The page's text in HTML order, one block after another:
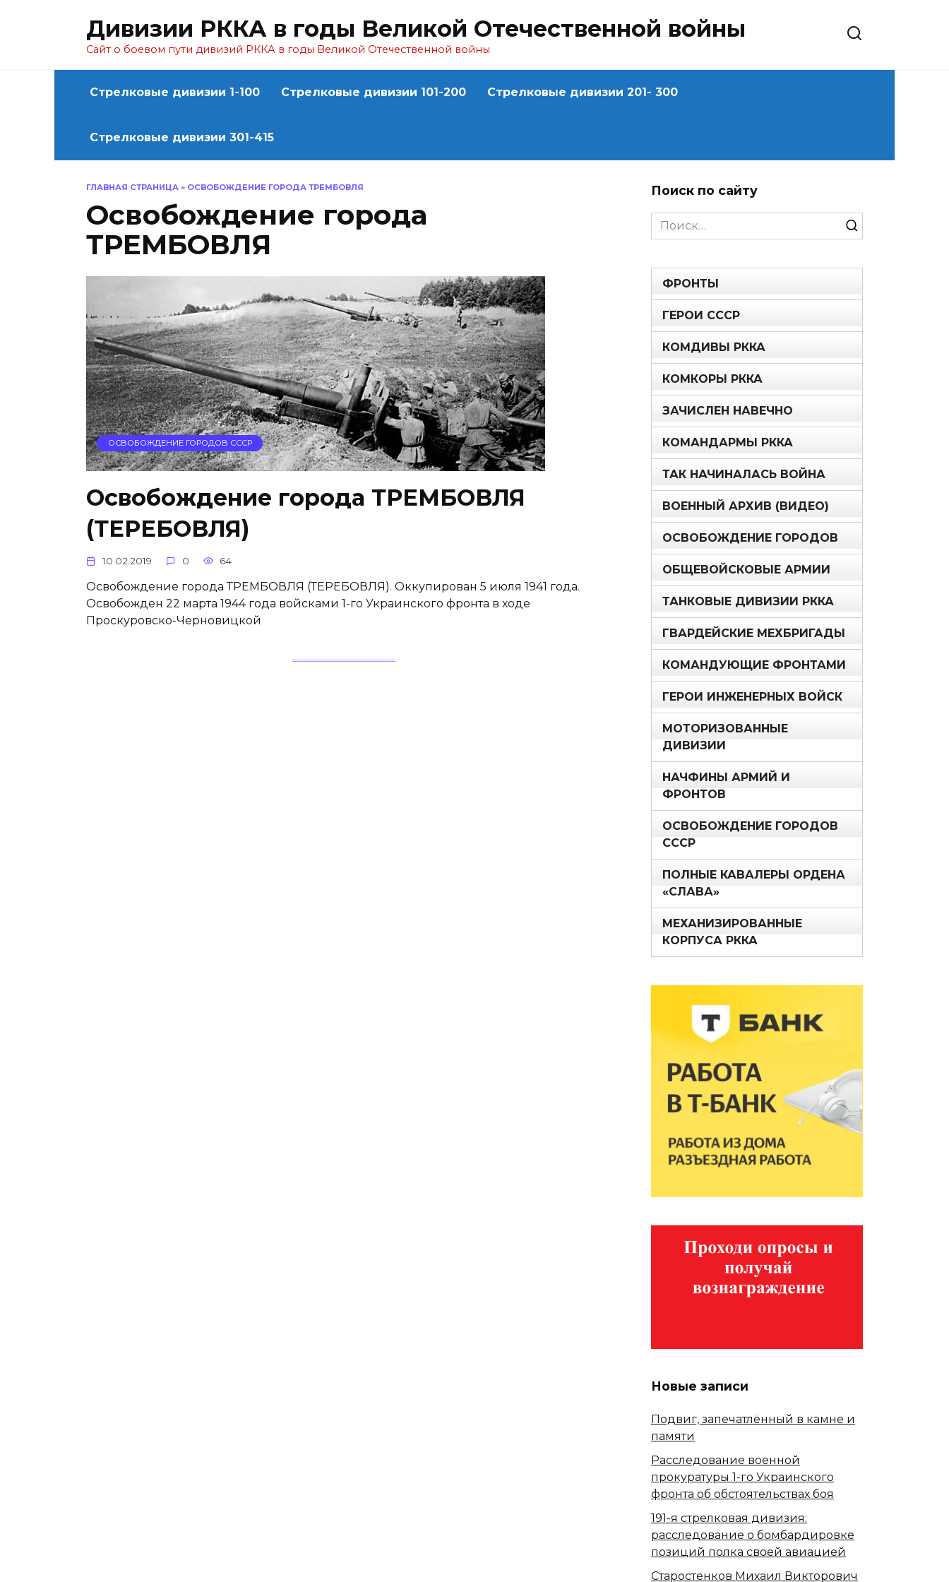
Дивизии РККА в годы Великой Отечественной войны
Сайт о боевом пути дивизий РККА в годы Великой Отечественной войны
Стрелковые дивизии 1-100 Стрелковые дивизии 101-200 Стрелковые дивизии 201- 300
Стрелковые дивизии 301-415
ГЛАВНАЯ СТРАНИЦА » ОСВОБОЖДЕНИЕ ГОРОДА ТРЕМБОВЛЯ
Освобождение города
ТРЕМБОВЛЯ
ОСВОБОЖДЕНИЕ ГОРОДОВ СССР
Освобождение города ТРЕМБОВЛЯ
(ТЕРЕБОВЛЯ)
10.02.2019 0 64
Освобождение города ТРЕМБОВЛЯ (ТЕРЕБОВЛЯ). Оккупирован 5 июля 1941 года.
Освобожден 22 марта 1944 года войсками 1-го Украинского фронта в ходе
Проскуровско-Черновицкой
Поиск по сайту
Search
for:
ФРОНТЫ
ГЕРОИ СССР
КОМДИВЫ РККА
КОМКОРЫ РККА
ЗАЧИСЛЕН НАВЕЧНО
КОМАНДАРМЫ РККА
ТАК НАЧИНАЛАСЬ ВОЙНА
ВОЕННЫЙ АРХИВ (ВИДЕО)
ОСВОБОЖДЕНИЕ ГОРОДОВ
ОБЩЕВОЙСКОВЫЕ АРМИИ
ТАНКОВЫЕ ДИВИЗИИ РККА
ГВАРДЕЙСКИЕ МЕХБРИГАДЫ
КОМАНДУЮЩИЕ ФРОНТАМИ
ГЕРОИ ИНЖЕНЕРНЫХ ВОЙСК
МОТОРИЗОВАННЫЕ
ДИВИЗИИ
НАЧФИНЫ АРМИЙ И
ФРОНТОВ
ОСВОБОЖДЕНИЕ ГОРОДОВ
СССР
ПОЛНЫЕ КАВАЛЕРЫ ОРДЕНА
«СЛАВА»
МЕХАНИЗИРОВАННЫЕ
КОРПУСА РККА
Новые записи
Подвиг, запечатлённый в камне и
памяти
Расследование военной
прокуратуры 1-го Украинского
фронта об обстоятельствах боя
191-я стрелковая дивизия:
расследование о бомбардировке
позиций полка своей авиацией
Старостенков Михаил Викторович